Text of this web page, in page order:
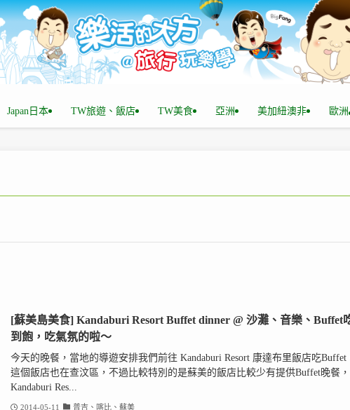
Japan日本 TW旅遊、飯店 TW美食 亞洲 美加紐澳非 歐洲
[蘇美島美食] Kandaburi Resort Buffet dinner @ 沙灘、音樂、Buffet
到飽，吃氣氛的啦～
今天的晚餐，當地的導遊安排我們前往 Kandaburi Resort 康達布里飯店吃Buffet
這個飯店也在查汶區，不過比較特別的是蘇美的飯店比較少有提供Buffet晚餐，
Kandaburi Res...
2014-05-11 普吉、喀比、蘇美